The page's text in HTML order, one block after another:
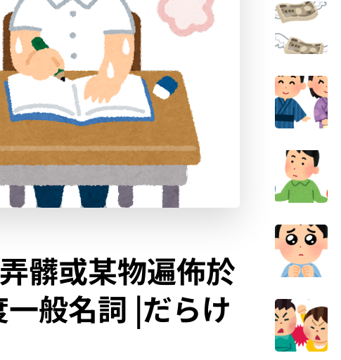
髒或某物遍佈於
般名詞 |だらけ